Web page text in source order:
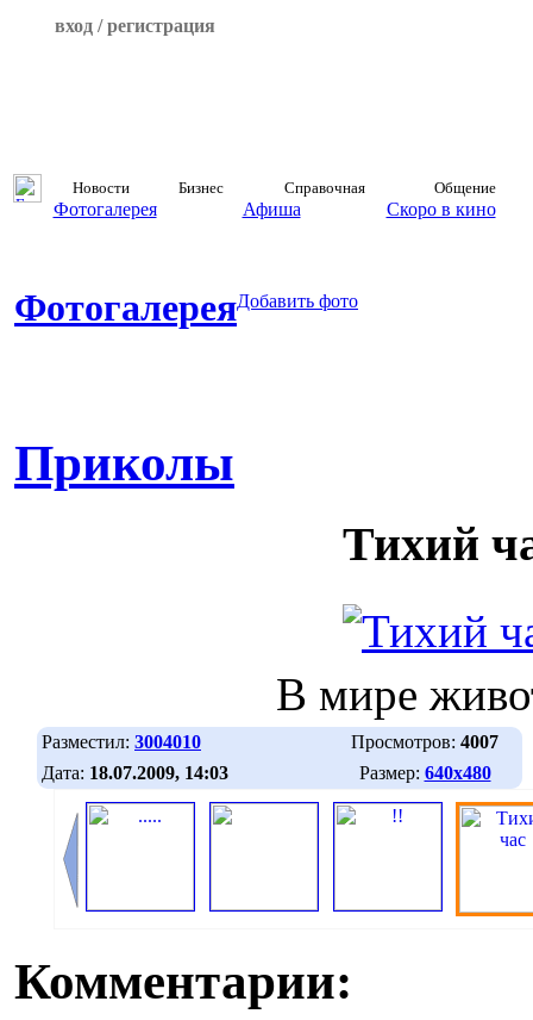
вход / регистрация
Новости Бизнес Справочная Общение
Фотогалерея Афиша Скоро в кино
ФотогалереяДобавить фото
Приколы
Тихий
В мире
Разместил: 3004010 Просмотров: 4007
Дата: 18.07.2009, 14:03 Размер: 640х480
Комментарии: